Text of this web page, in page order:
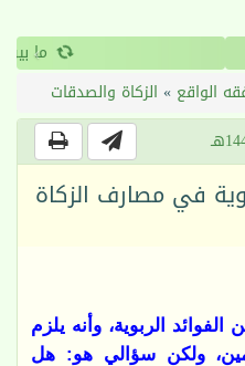
›
الواقع » الزكاة والصدقات
في مصارف الزكاة
الربوية، وأنه يلزم
ولكن سؤالي هو: هل